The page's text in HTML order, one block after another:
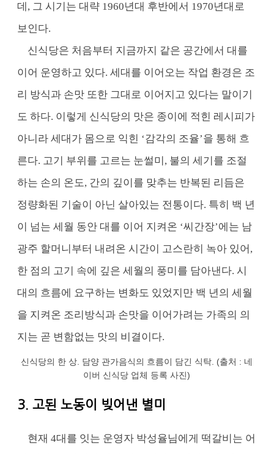
데, 그 시기는 대략 1960년대 후반에서 1970년대로
보인다.
신식당은 처음부터 지금까지 같은 공간에서 대를
이어 운영하고 있다. 세대를 이어오는 작업 환경은 조
리 방식과 손맛 또한 그대로 이어지고 있다는 말이기
도 하다. 이렇게 신식당의 맛은 종이에 적힌 레시피가
아니라 세대가 몸으로 익힌 ‘감각의 조율’을 통해 흐
른다. 고기 부위를 고르는 눈썰미, 불의 세기를 조절
하는 손의 온도, 간의 깊이를 맞추는 반복된 리듬은
정량화된 기술이 아닌 살아있는 전통이다. 특히 백 년
이 넘는 세월 동안 대를 이어 지켜온 ‘씨간장’에는 남
광주 할머니부터 내려온 시간이 고스란히 녹아 있어,
한 점의 고기 속에 깊은 세월의 풍미를 담아낸다. 시
대의 흐름에 요구하는 변화도 있었지만 백 년의 세월
을 지켜온 조리방식과 손맛을 이어가려는 가족의 의
지는 곧 변함없는 맛의 비결이다.
신식당의 한 상. 담양 관가음식의 흐름이 담긴 식탁. (출처 : 네
이버 신식당 업체 등록 사진)
3. 고된 노동이 빚어낸 별미
현재 4대를 잇는 운영자 박성율님에게 떡갈비는 어